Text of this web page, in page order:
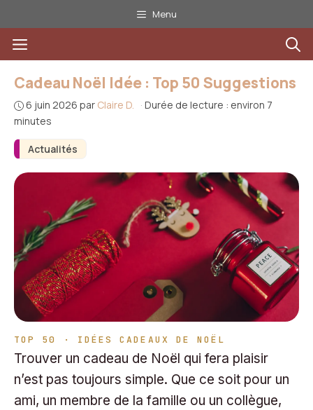
au
contenu
Menu
Menu
Actualités
Cadeau Noël Idée : Top 50 Suggestions
6 juin 2026 par Claire D. · Durée de lecture : environ 7
minutes
TOP 50 · IDÉES CADEAUX DE NOËL
Trouver un cadeau de Noël qui fera plaisir
n’est pas toujours simple. Que ce soit pour un
ami, un membre de la famille ou un collègue,